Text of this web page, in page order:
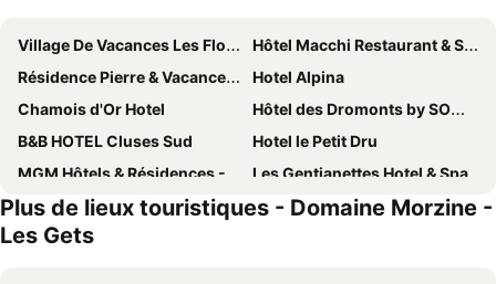
Village De Vacances Les Flocons Verts
Hôtel Macchi Restaurant & Spa
Résidence Pierre & Vacances Atria Crozats
Hotel Alpina
Chamois d'Or Hotel
Hôtel des Dromonts by SOWELL COLLECTION
B&B HOTEL Cluses Sud
Hotel le Petit Dru
MGM Hôtels & Résidences - Hôtel Les Suites d'Alexane
Les Gentianettes Hotel & Spa
Logis Hotel Gai Soleil
The Originals City, Hôtel du Faucigny, Cluses Ouest
Hôtel et Chalet Au Coin Du Feu Chilly Powder
Plus de lieux touristiques - Domaine Morzine -
Les Gets